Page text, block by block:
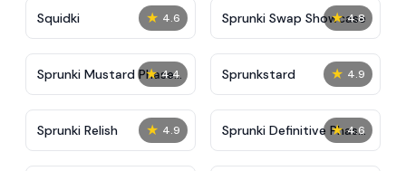
★ 4.6
Squidki ★ 4.8
Sprunki Swap Showcase
★ 4.4
Sprunki Mustard Phase
2
★ 4.9
Sprunkstard
★ 4.9
Sprunki Relish ★ 4.6
Sprunki Definitive Phase
7